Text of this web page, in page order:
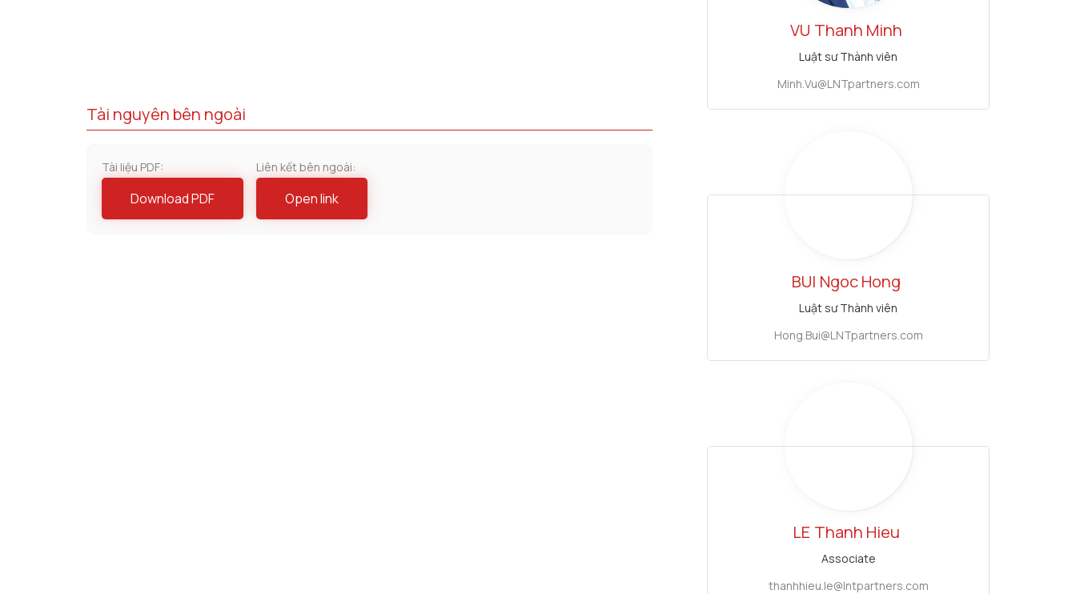
Tài nguyên bên ngoài
Tài liệu PDF:
Download PDF
Liên kết bên ngoài:
Open link
Thanh Minh
VU
Luật sư Thành viên
Minh.Vu@LNTpartners.com
Ngoc Hong
BUI
Luật sư Thành viên
Hong.Bui@LNTpartners.com
Thanh Hieu
LE
Associate
thanhhieu.le@lntpartners.com